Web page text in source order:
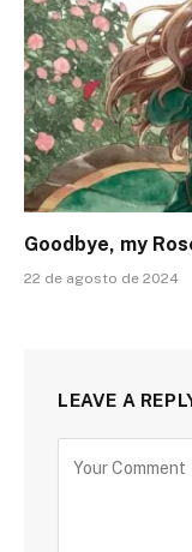
Goodbye, my
22 de agosto de 2024
LEAVE A